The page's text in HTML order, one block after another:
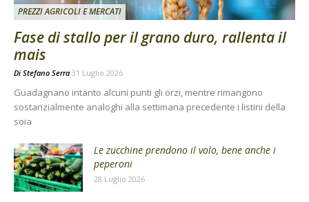
PREZZI AGRICOLI E MERCATI
Fase di stallo per il grano duro, rallenta il
mais
Di Stefano Serra 31 Luglio 2026
Guadagnano intanto alcuni punti gli orzi, mentre rimangono
sostanzialmente analoghi alla settimana precedente i listini della
soia
Le zucchine prendono il volo, bene anche i
peperoni
28 Luglio 2026